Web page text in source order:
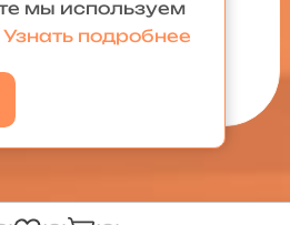
мы используем
Узнать подробнее